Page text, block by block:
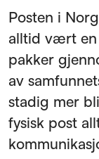
Posten i
alltid vært
pakker
av
stadig mer
fysisk post